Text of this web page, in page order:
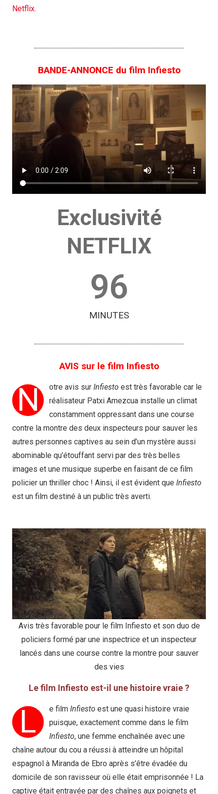
Netflix.
BANDE-ANNONCE du film Infiesto
Exclusivité
NETFLIX
96
MINUTES
AVIS sur le film Infiesto
N otre avis sur Infiesto est très favorable car le
réalisateur Patxi Amezcua installe un climat
constamment oppressant dans une course
contre la montre des deux inspecteurs pour sauver les
autres personnes captives au sein d’un mystère aussi
abominable qu’étouffant servi par des très belles
images et une musique superbe en faisant de ce film
policier un thriller choc ! Ainsi, il est évident que Infiesto
est un film destiné à un public très averti.
Avis très favorable pour le film Infiesto et son duo de
policiers formé par une inspectrice et un inspecteur
lancés dans une course contre la montre pour sauver
des vies
Le film Infiesto est-il une histoire vraie ?
L e film Infiesto est une quasi histoire vraie
puisque, exactement comme dans le film
Infiesto, une femme enchaînée avec une
chaîne autour du cou a réussi à atteindre un hôpital
espagnol à Miranda de Ebro après s’être évadée du
domicile de son ravisseur où elle était emprisonnée ! La
captive était entravée par des chaînes aux poignets et